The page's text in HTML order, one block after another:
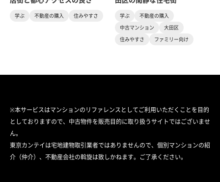
学ぶ 不動産の購入 住みやすさ 学ぶ
不動産の購入
中古マンション
大田区
住みやすさ
ファミリー向け
※本サービスはマンションのリファレンスとしてご利用いただくことを目的
としておりますので、中古物件を販売目的に取り扱うサイトではございませ
ん。
東京カンテイは宅地建物取引業者ではありませんので、個別マンションの紹
介（仲介）、不動産会社の斡旋は致しかねます。ご了承ください。